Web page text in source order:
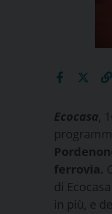
Ecocasa,
ferrovia.
di
in più, e